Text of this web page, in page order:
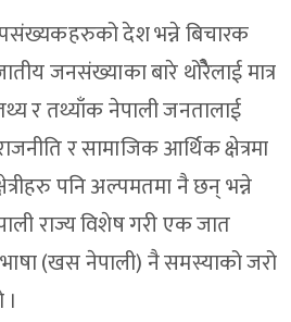
देश भन्ने बिचारक
जनसंख्याका बारे थोरैेलाई मात्र
र तथ्याँक नेपाली जनतालाई
र सामाजिक आर्थिक क्षेत्रमा
पनि अल्पमतमा नै छन् भन्ने
राज्य विशेष गरी एक जात
भाषा (खस नेपाली) नै समस्याको जरो